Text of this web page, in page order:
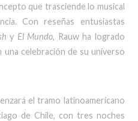
que trasciende lo musical
Con reseñas entusiastas
y El Mundo, Rauw ha logrado
celebración de su universo
el tramo latinoamericano
de Chile, con tres noches